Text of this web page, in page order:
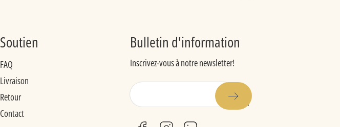
Soutien
FAQ
Livraison
Retour
Contact
Bulletin d'information
Inscrivez-vous à notre newsletter!
mail